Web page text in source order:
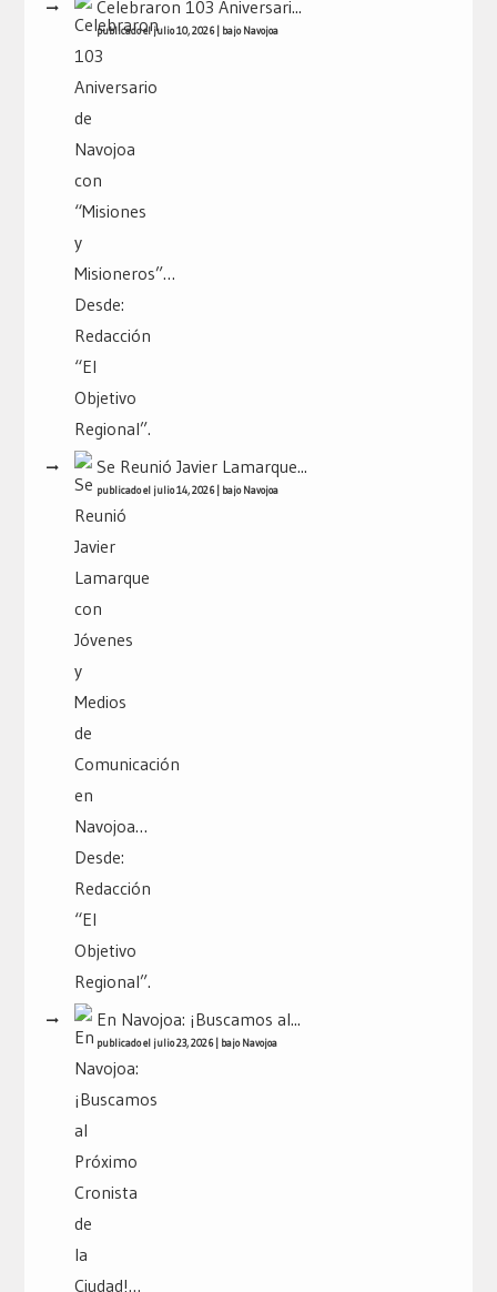
Celebraron 103 Aniversari...
publicado el julio 10, 2026| bajo Navojoa
Se Reunió Javier Lamarque...
publicado el julio 14, 2026| bajo Navojoa
En Navojoa: ¡Buscamos al...
publicado el julio 23, 2026| bajo Navojoa